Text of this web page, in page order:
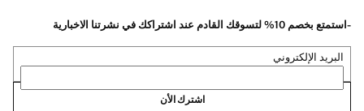
-استمتع بخصم 10% لتسوقك القادم عند اشتراكك في نشرتنا الاخبارية
البريد الإلكتروني
اشترك الأن